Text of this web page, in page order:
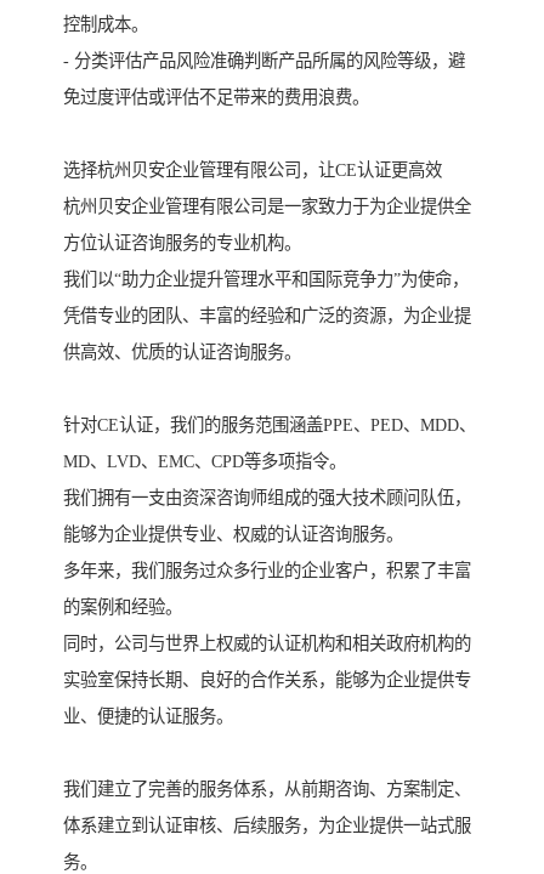
控制成本。
- 分类评估产品风险准确判断产品所属的风险等级，避
免过度评估或评估不足带来的费用浪费。
选择杭州贝安企业管理有限公司，让CE认证更高效
杭州贝安企业管理有限公司是一家致力于为企业提供全
方位认证咨询服务的专业机构。
我们以“助力企业提升管理水平和国际竞争力”为使命，
凭借专业的团队、丰富的经验和广泛的资源，为企业提
供高效、优质的认证咨询服务。
针对CE认证，我们的服务范围涵盖PPE、PED、MDD、
MD、LVD、EMC、CPD等多项指令。
我们拥有一支由资深咨询师组成的强大技术顾问队伍，
能够为企业提供专业、权威的认证咨询服务。
多年来，我们服务过众多行业的企业客户，积累了丰富
的案例和经验。
同时，公司与世界上权威的认证机构和相关政府机构的
实验室保持长期、良好的合作关系，能够为企业提供专
业、便捷的认证服务。
我们建立了完善的服务体系，从前期咨询、方案制定、
体系建立到认证审核、后续服务，为企业提供一站式服
务。